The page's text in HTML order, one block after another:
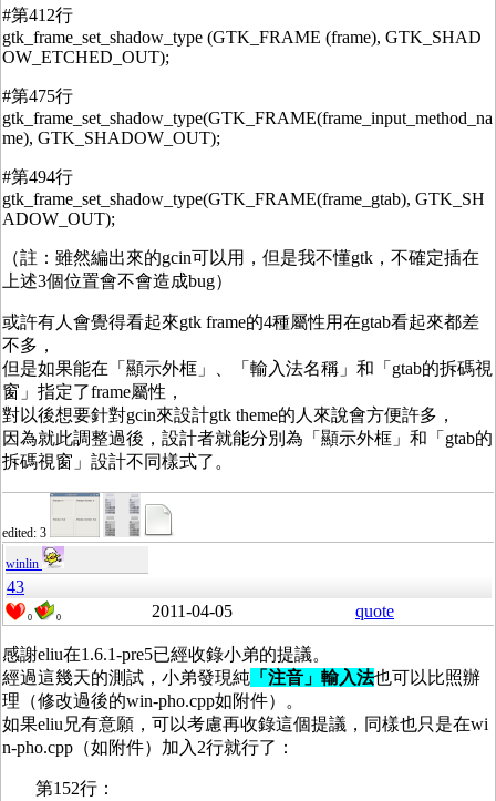
#第412行
gtk_frame_set_shadow_type (GTK_FRAME (frame), GTK_SHAD
OW_ETCHED_OUT);
#第475行
gtk_frame_set_shadow_type(GTK_FRAME(frame_input_method_na
me), GTK_SHADOW_OUT);
#第494行
gtk_frame_set_shadow_type(GTK_FRAME(frame_gtab), GTK_SH
ADOW_OUT);
（註：雖然編出來的gcin可以用，但是我不懂gtk，不確定插在
上述3個位置會不會造成bug）
或許有人會覺得看起來gtk frame的4種屬性用在gtab看起來都差
不多，
但是如果能在「顯示外框」、「輸入法名稱」和「gtab的拆碼視
窗」指定了frame屬性，
對以後想要針對gcin來設計gtk theme的人來說會方便許多，
因為就此調整過後，設計者就能分別為「顯示外框」和「gtab的
拆碼視窗」設計不同樣式了。
edited: 3
winlin
43
0 0 2011-04-05 quote
感謝eliu在1.6.1-pre5已經收錄小弟的提議。
經過這幾天的測試，小弟發現純 「注音」輸入法也可以比照辦
理（修改過後的win-pho.cpp如附件）。
如果eliu兄有意願，可以考慮再收錄這個提議，同樣也只是在wi
n-pho.cpp（如附件）加入2行就行了：
第152行：